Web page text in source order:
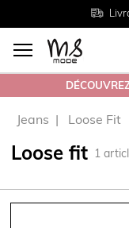
Jeans Loose Fit
Loose fit 1